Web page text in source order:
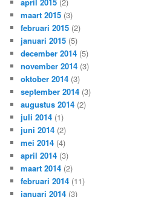
april 2015 (2)
maart 2015 (3)
februari 2015 (2)
januari 2015 (5)
december 2014 (5)
november 2014 (3)
oktober 2014 (3)
september 2014 (3)
augustus 2014 (2)
juli 2014 (1)
juni 2014 (2)
mei 2014 (4)
april 2014 (3)
maart 2014 (2)
februari 2014 (11)
januari 2014 (3)